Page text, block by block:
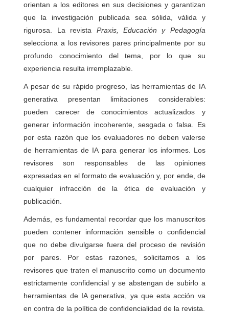
orientan a los editores en sus decisiones y garantizan
que la investigación publicada sea sólida, válida y
rigurosa. La revista Praxis, Educación y Pedagogía
selecciona a los revisores pares principalmente por su
profundo conocimiento del tema, por lo que su
experiencia resulta irremplazable.
A pesar de su rápido progreso, las herramientas de IA
generativa presentan limitaciones considerables:
pueden carecer de conocimientos actualizados y
generar información incoherente, sesgada o falsa. Es
por esta razón que los evaluadores no deben valerse
de herramientas de IA para generar los informes. Los
revisores son responsables de las opiniones
expresadas en el formato de evaluación y, por ende, de
cualquier infracción de la ética de evaluación y
publicación.
Además, es fundamental recordar que los manuscritos
pueden contener información sensible o confidencial
que no debe divulgarse fuera del proceso de revisión
por pares. Por estas razones, solicitamos a los
revisores que traten el manuscrito como un documento
estrictamente confidencial y se abstengan de subirlo a
herramientas de IA generativa, ya que esta acción va
en contra de la política de confidencialidad de la revista.